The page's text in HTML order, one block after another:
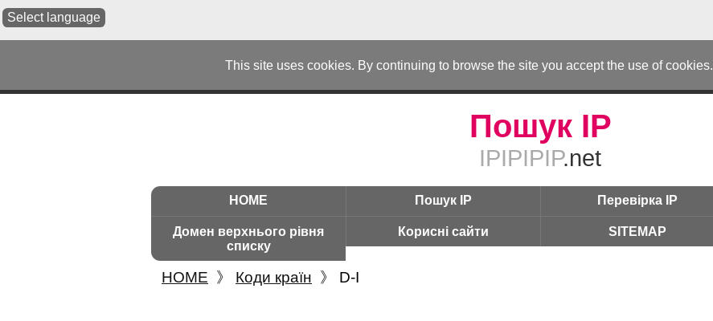
This site uses cookies. By continuing to browse the site you accept the use of cookies.
Select language
Пошук IP
IPIPIPIP.net
HOME Пошук IP Перевірка IP
Домен верхнього рівня
списку
Корисні сайти SITEMAP
HOME 》 Коди країн 》 D-I